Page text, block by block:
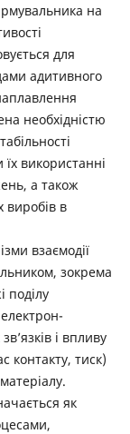
на
для
адитивного
необхідністю
використанні
а також
виробів в
взаємодії
зокрема
поділу
і впливу
контакту, тиск)
як